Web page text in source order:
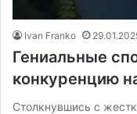
Ivan Franko
Гениальные
конкуренцию
Столкнувшись с